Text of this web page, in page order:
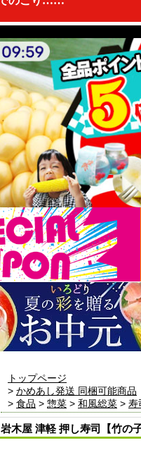
トップページ
> かめあし発送 同梱可能商品
> 食品 > 惣菜 > 和風総菜 > 寿
岩木屋 津軽 押し寿司【竹